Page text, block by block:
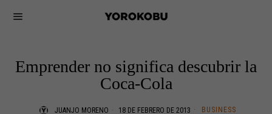
Emprender no significa descubrir la
Coca-Cola
JUANJO MORENO 18 DE FEBRERO DE 2013
BUSINESS